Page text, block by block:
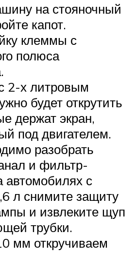
на стояночный
капот.
клеммы с
полюса
2-х литровым
будет открутить
держат экран,
под двигателем.
разобрать
и фильтр-
автомобилях с
л снимите защиту
и извлеките щуп
трубки.
мм откручиваем